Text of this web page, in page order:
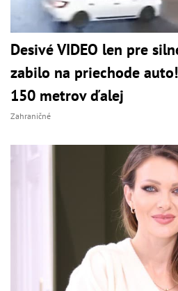
Desivé VIDEO len pre
zabilo na priechode
150 metrov ďalej
Zahraničné